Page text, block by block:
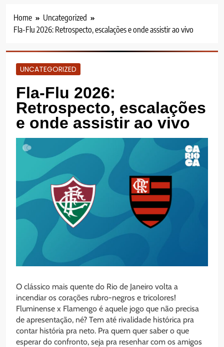
Home
Uncategorized
Fla-Flu 2026: Retrospecto, escalações e onde assistir ao vivo
UNCATEGORIZED
Fla-Flu 2026:
Retrospecto, escalações
e onde assistir ao vivo
O clássico mais quente do Rio de Janeiro volta a
incendiar os corações rubro-negros e tricolores!
Fluminense x Flamengo é aquele jogo que não precisa
de apresentação, né? Tem até rivalidade histórica pra
contar história pra neto. Pra quem quer saber o que
esperar do confronto, seja pra resenhar com os amigos